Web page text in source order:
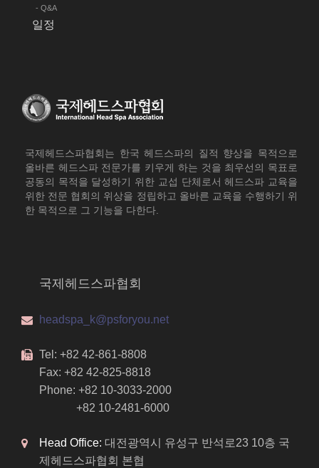
- Q&A
일정
국제헤드스파협회는 한국 헤드스파의 질적 향상을 목적으로
올바른 헤드스파 전문가를 키우게 하는 것을 최우선의 목표로
공동의 목적을 달성하기 위한 교섭 단체로서 헤드스파 교육을
위한 전문 협회의 위상을 정립하고 올바른 교육을 수행하기 위
한 목적으로 그 기능을 다한다.
국제헤드스파협회
headspa_k@psforyou.net
Tel: +82 42-861-8808
Fax: +82 42-825-8818
Phone: +82 10-3033-2000
+82 10-2481-6000
Head Office: 대전광역시 유성구 반석로23 10층 국
제헤드스파협회 본협